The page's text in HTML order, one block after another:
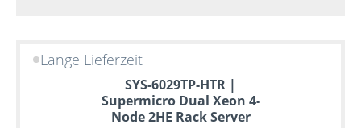
Lange Lieferzeit
SYS-6029TP-HTR |
Supermicro Dual Xeon 4-
Node 2HE Rack Server